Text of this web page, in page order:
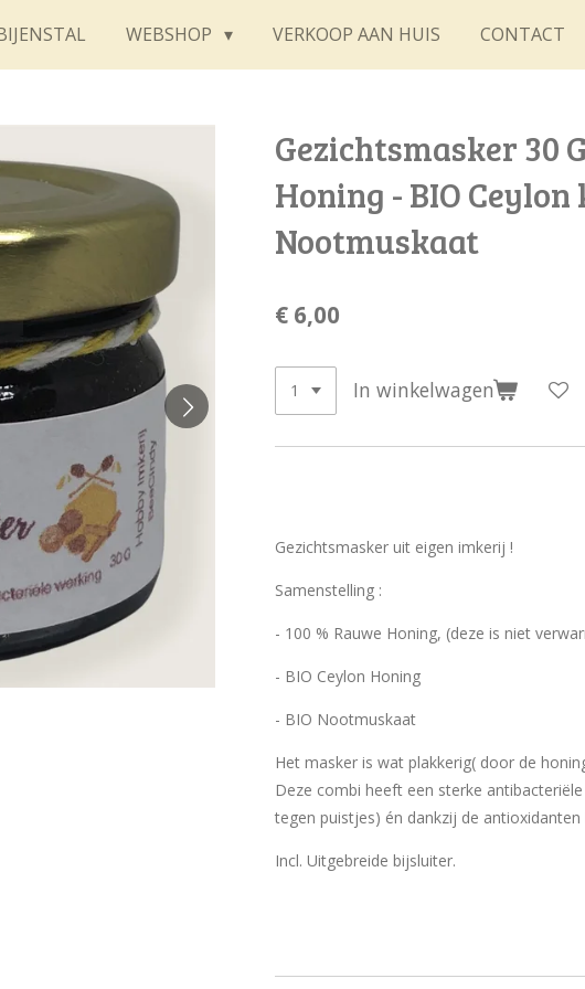
WEBSHOP VERKOOP AAN HUIS CONTACT
Gezichtsmasker 30
Honing - BIO Ceylon
Nootmuskaat
€ 6,00
In winkelwagen
Gezichtsmasker uit eigen imkerij !
Samenstelling :
- 100 % Rauwe Honing, (deze is niet
- BIO Ceylon Honing
- BIO Nootmuskaat
Het masker is wat plakkerig( door de
Deze combi heeft een sterke
tegen puistjes) én dankzij de
Incl. Uitgebreide bijsluiter.